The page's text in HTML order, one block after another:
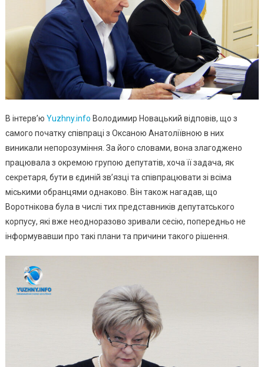
В інтерв’ю Yuzhny.info Володимир Новацький відповів, що з
самого початку співпраці з Оксаною Анатоліївною в них
виникали непорозуміння. За його словами, вона злагоджено
працювала з окремою групою депутатів, хоча її задача, як
секретаря, бути в єдиній зв’язці та співпрацювати зі всіма
міськими обранцями однаково. Він також нагадав, що
Воротнікова була в числі тих представників депутатського
корпусу, які вже неодноразово зривали сесію, попередньо не
інформувавши про такі плани та причини такого рішення.